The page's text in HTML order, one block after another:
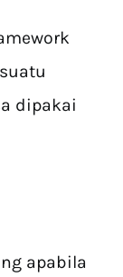
dipakai
apabila